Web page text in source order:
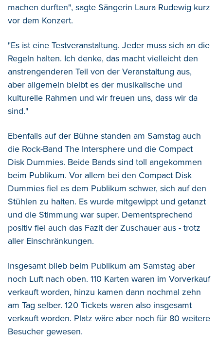
machen durften", sagte Sängerin Laura Rudewig kurz
vor dem Konzert.
"Es ist eine Testveranstaltung. Jeder muss sich an die
Regeln halten. Ich denke, das macht vielleicht den
anstrengenderen Teil von der Veranstaltung aus,
aber allgemein bleibt es der musikalische und
kulturelle Rahmen und wir freuen uns, dass wir da
sind."
Ebenfalls auf der Bühne standen am Samstag auch
die Rock-Band The Intersphere und die Compact
Disk Dummies. Beide Bands sind toll angekommen
beim Publikum. Vor allem bei den Compact Disk
Dummies fiel es dem Publikum schwer, sich auf den
Stühlen zu halten. Es wurde mitgewippt und getanzt
und die Stimmung war super. Dementsprechend
positiv fiel auch das Fazit der Zuschauer aus - trotz
aller Einschränkungen.
Insgesamt blieb beim Publikum am Samstag aber
noch Luft nach oben. 110 Karten waren im Vorverkauf
verkauft worden, hinzu kamen dann nochmal zehn
am Tag selber. 120 Tickets waren also insgesamt
verkauft worden. Platz wäre aber noch für 80 weitere
Besucher gewesen.